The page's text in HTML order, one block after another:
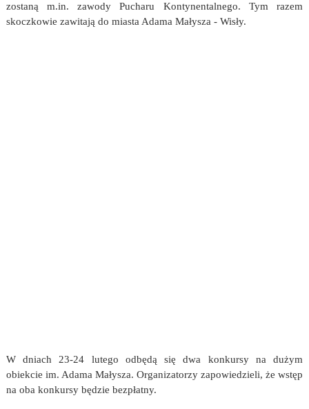
zostaną m.in. zawody Pucharu Kontynentalnego. Tym razem
skoczkowie zawitają do miasta Adama Małysza - Wisły.
W dniach 23-24 lutego odbędą się dwa konkursy na dużym
obiekcie im. Adama Małysza. Organizatorzy zapowiedzieli, że wstęp
na oba konkursy będzie bezpłatny.